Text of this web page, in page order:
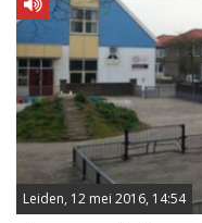
Leiden, 12 mei 2016, 14:54